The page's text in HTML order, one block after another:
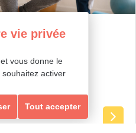
vous donne le
activer
Tout accepter